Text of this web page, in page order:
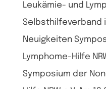
Leukämie- und
Selbsthilfeverband
Neuigkeiten
Lymphome-Hilfe
Symposium der